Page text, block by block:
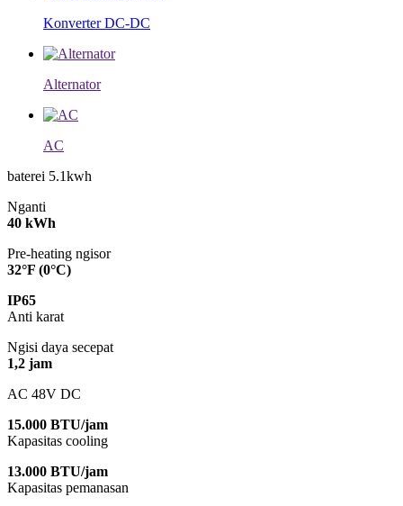
Konverter DC-DC
Alternator
AC
baterei 5.1kwh
Nganti
40 kWh
Pre-heating ngisor
32°F (0°C)
IP65
Anti karat
Ngisi daya secepat
1,2 jam
AC 48V DC
15.000 BTU/jam
Kapasitas cooling
13.000 BTU/jam
Kapasitas pemanasan